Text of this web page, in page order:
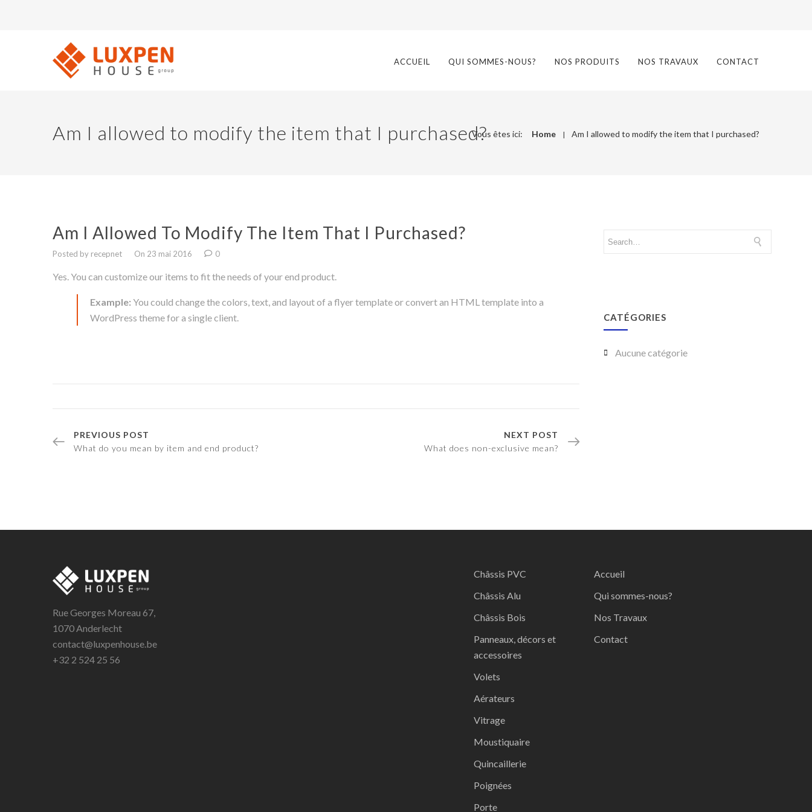
ACCUEIL QUI SOMMES-NOUS? NOS PRODUITS NOS TRAVAUX CONTACT
Am I allowed to modify the item that I purchased?Vous êtes ici: Home Am I allowed to modify the item that I purchased?
Am I Allowed To Modify The Item That I Purchased?
Posted by recepnet On 23 mai 2016 0
Yes. You can customize our items to fit the needs of your end product.
Example: You could change the colors, text, and layout of a flyer template or convert an HTML template into a
WordPress theme for a single client.
PREVIOUS POST
What do you mean by item and end product?
NEXT POST
What does non-exclusive mean?
CATÉGORIES
Aucune catégorie
Rue Georges Moreau 67,
1070 Anderlecht
contact@luxpenhouse.be
+32 2 524 25 56
Châssis PVC
Châssis Alu
Châssis Bois
Panneaux, décors et
accessoires
Volets
Aérateurs
Vitrage
Moustiquaire
Quincaillerie
Poignées
Porte
Accueil
Qui sommes-nous?
Nos Travaux
Contact